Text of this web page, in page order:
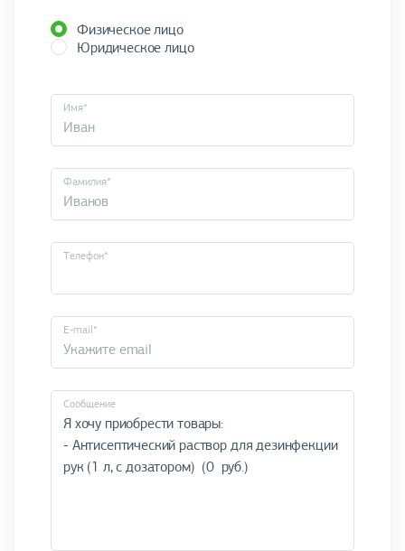
Физическое лицо
Юридическое лицо
Имя*
Фамилия*
Телефон*
E-mail*
Cообщение